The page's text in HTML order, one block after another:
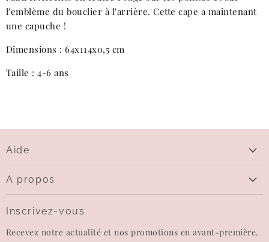
l'emblème du bouclier à l'arrière. Cette cape a maintenant
une capuche !
Dimensions : 64x114x0,5 cm
Taille : 4-6 ans
Aide
Livraison
Questions sur le paiement
A propos
Contactez-nous
Carte-cadeau
Inscrivez-vous
Recevez notre actualité et nos promotions en avant-première.